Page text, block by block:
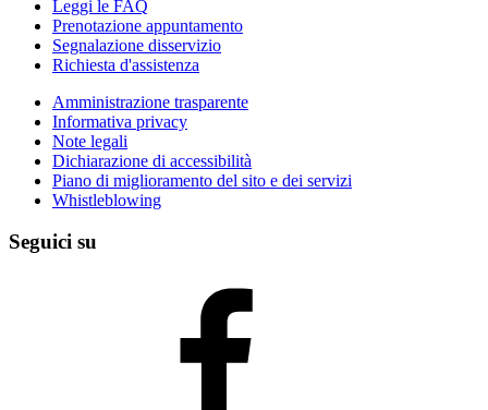
Leggi le FAQ
Prenotazione appuntamento
Segnalazione disservizio
Richiesta d'assistenza
Amministrazione trasparente
Informativa privacy
Note legali
Dichiarazione di accessibilità
Piano di miglioramento del sito e dei servizi
Whistleblowing
Seguici su